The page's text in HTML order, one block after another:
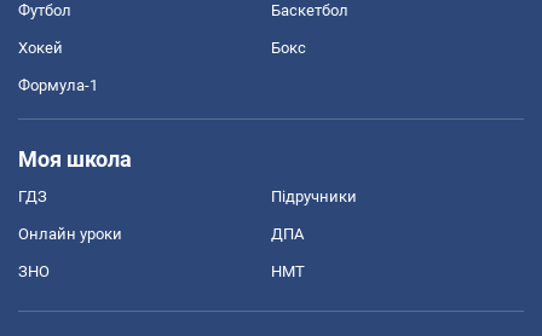
Футбол Баскетбол
Хокей Бокс
Формула-1
Моя школа
ГДЗ Підручники
Онлайн уроки ДПА
ЗНО НМТ